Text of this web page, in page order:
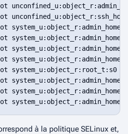
à la politique SELinux et,